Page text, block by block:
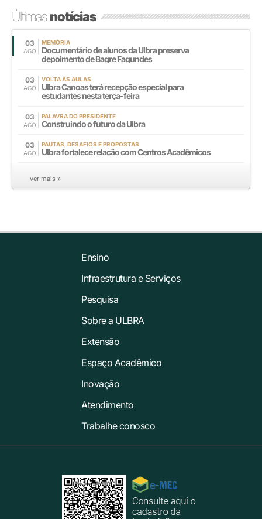
Últimasnotícias
03
AGO
MEMÓRIA
Documentário de alunos da Ulbra preserva
depoimento de Bagre Fagundes
03
AGO
VOLTA ÀS AULAS
Ulbra Canoas terá recepção especial para
estudantes nesta terça-feira
03
AGO
PALAVRA DO PRESIDENTE
Construindo o futuro da Ulbra
03
AGO
PAUTAS, DESAFIOS E PROPOSTAS
Ulbra fortalece relação com Centros Acadêmicos
ver mais »
Ensino
Infraestrutura e Serviços
Pesquisa
Sobre a ULBRA
Extensão
Espaço Acadêmico
Inovação
Atendimento
Trabalhe conosco